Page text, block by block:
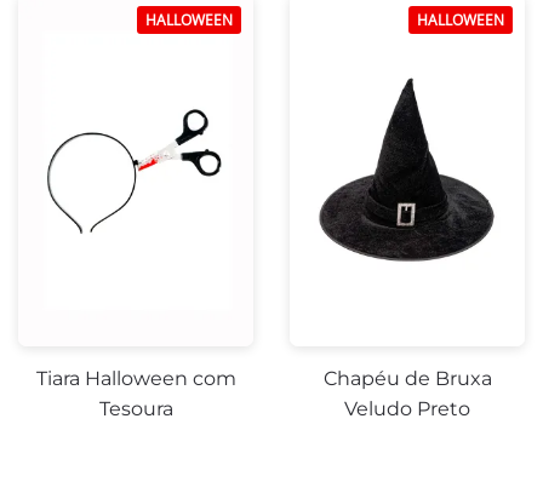
HALLOWEEN
Tiara Halloween com
Tesoura
HALLOWEEN
Chapéu de Bruxa
Veludo Preto